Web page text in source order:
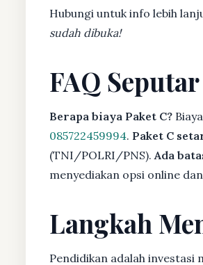
Hubungi untuk info lebih
sudah dibuka!
FAQ
Berapa biaya Paket C?
085722459994. Paket C
(TNI/POLRI/PNS). Ada
menyediakan opsi online
Langkah
Pendidikan adalah investasi